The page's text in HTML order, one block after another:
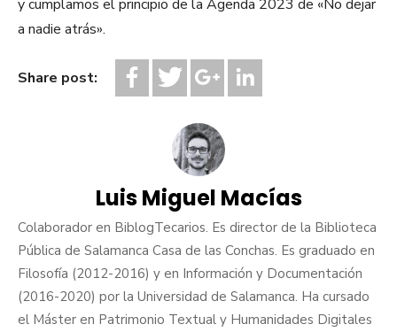
y cumplamos el principio de la Agenda 2023 de «No dejar
a nadie atrás».
Share post:
Luis Miguel Macías
Colaborador en BiblogTecarios. Es director de la Biblioteca
Pública de Salamanca Casa de las Conchas. Es graduado en
Filosofía (2012-2016) y en Información y Documentación
(2016-2020) por la Universidad de Salamanca. Ha cursado
el Máster en Patrimonio Textual y Humanidades Digitales